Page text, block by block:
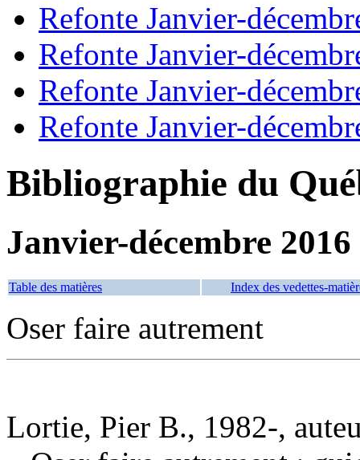
Refonte Janvier-
Refonte Janvier-
Refonte Janvier-
Refonte Janvier-
Bibliographie du
Janvier-décembre 2016
Table des matières Index des vedettes-
Oser faire autrement
Lortie, Pier B., 1982-,